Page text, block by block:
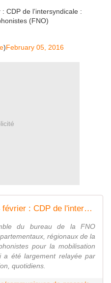
CDP de l’intersyndicale :
(FNO)
)February 05, 2016
Suite au mouvement du 4 février : CDP de l'intersyndicale : Fédération Nationale des Orthophonistes (FNO)
du bureau de la FNO
régionaux de la
pour la mobilisation
a été largement relayée par
quotidiens.